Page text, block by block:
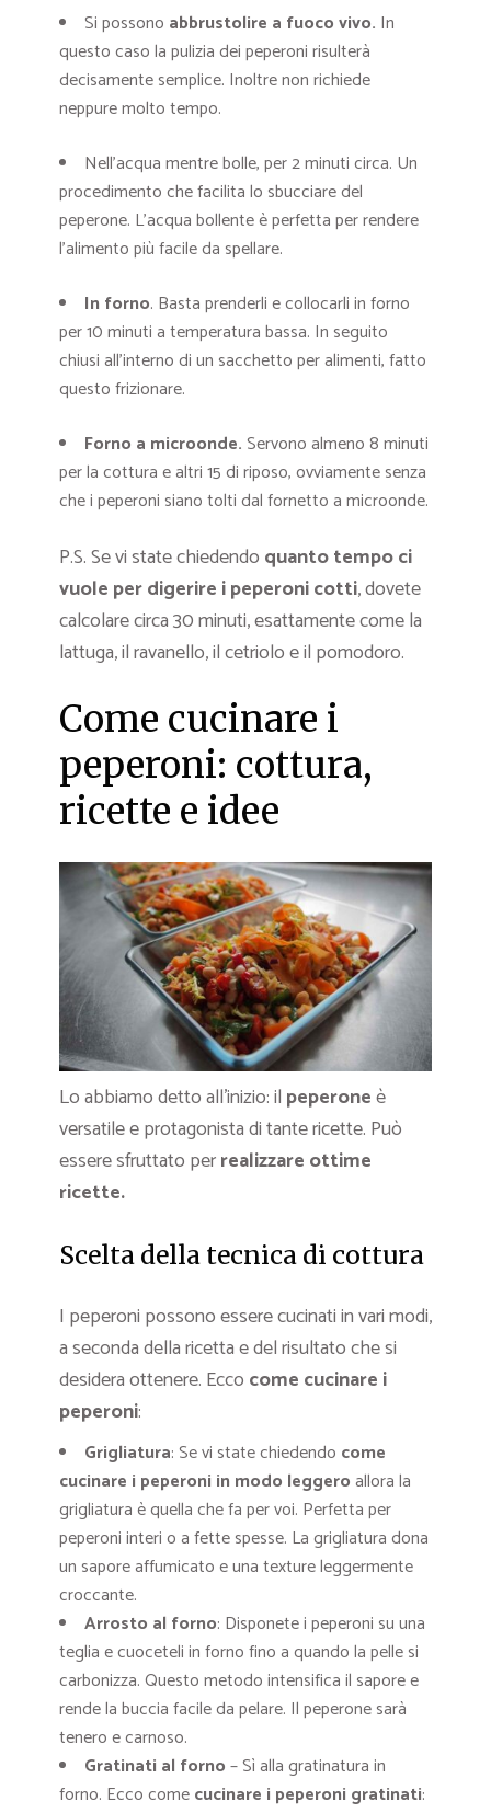
Si possono abbrustolire a fuoco vivo. In
questo caso la pulizia dei peperoni risulterà
decisamente semplice. Inoltre non richiede
neppure molto tempo.
Nell’acqua mentre bolle, per 2 minuti circa. Un
procedimento che facilita lo sbucciare del
peperone. L’acqua bollente è perfetta per rendere
l’alimento più facile da spellare.
In forno. Basta prenderli e collocarli in forno
per 10 minuti a temperatura bassa. In seguito
chiusi all’interno di un sacchetto per alimenti, fatto
questo frizionare.
Forno a microonde.Servono almeno 8 minuti
per la cottura e altri 15 di riposo, ovviamente senza
che i peperoni siano tolti dal fornetto a microonde.
P.S. Se vi state chiedendo quanto tempo ci
vuole per digerire i peperoni cotti, dovete
calcolare circa 30 minuti, esattamente come la
lattuga, il ravanello, il cetriolo e il pomodoro.
Come cucinare i
peperoni: cottura,
ricette e idee
Lo abbiamo detto all’inizio: il peperoneè
versatile e protagonista di tante ricette. Può
essere sfruttato perrealizzare ottime
ricette.
Scelta della tecnica di cottura
I peperoni possono essere cucinati in vari modi,
a seconda della ricetta e del risultato che si
desidera ottenere. Ecco come cucinare i
peperoni:
Grigliatura: Se vi state chiedendo come
cucinare i peperoni in modo leggeroallora la
grigliatura è quella che fa per voi. Perfetta per
peperoni interi o a fette spesse. La grigliatura dona
un sapore affumicato e una texture leggermente
croccante.
Arrosto al forno: Disponete i peperoni su una
teglia e cuoceteli in forno fino a quando la pelle si
carbonizza. Questo metodo intensifica il sapore e
rende la buccia facile da pelare. Il peperone sarà
tenero e carnoso.
Gratinati al forno– Sì alla gratinatura in
forno. Ecco comecucinare i peperoni gratinati: